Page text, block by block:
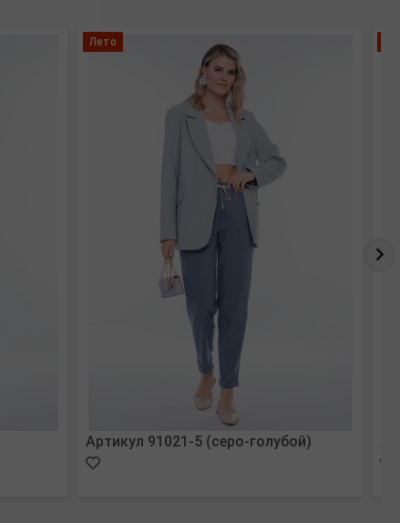
Лето
Артикул 91021-5 (серо-голубой)